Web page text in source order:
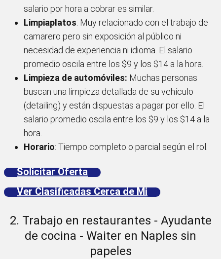
salario por hora a cobrar es similar.
Limpiaplatos: Muy relacionado con el trabajo de
camarero pero sin exposición al público ni
necesidad de experiencia ni idioma. El salario
promedio oscila entre los $9 y los $14 a la hora.
Limpieza de automóviles: Muchas personas
buscan una limpieza detallada de su vehículo
(detailing) y están dispuestas a pagar por ello. El
salario promedio oscila entre los $9 y los $14 a la
hora.
Horario: Tiempo completo o parcial según el rol.
Solicitar Oferta
Ver Clasificadas Cerca de Mi
2. Trabajo en restaurantes - Ayudante
de cocina - Waiter en Naples sin
papeles